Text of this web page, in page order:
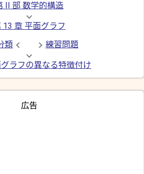
II 部 数学的構造
13 章 平面グラフ
類
練習問題
ラフの異なる特徴付け
広告